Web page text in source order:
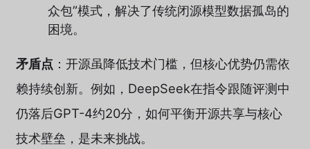
众包”模式，解决了传统闭源模型数据孤岛的
困境。
矛盾点 ：开源虽降低技术门槛，但核心优势仍需依
赖持续创新。例如，DeepSeek在指令跟随评测中
仍落后GPT-4约20分，如何平衡开源共享与核心
技术壁垒，是未来挑战。